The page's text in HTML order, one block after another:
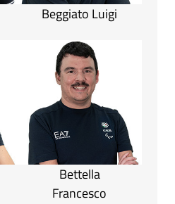
Beggiato Luigi
Bettella
Francesco